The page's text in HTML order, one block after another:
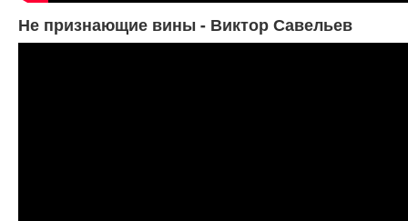
Не признающие вины - Виктор Савельев